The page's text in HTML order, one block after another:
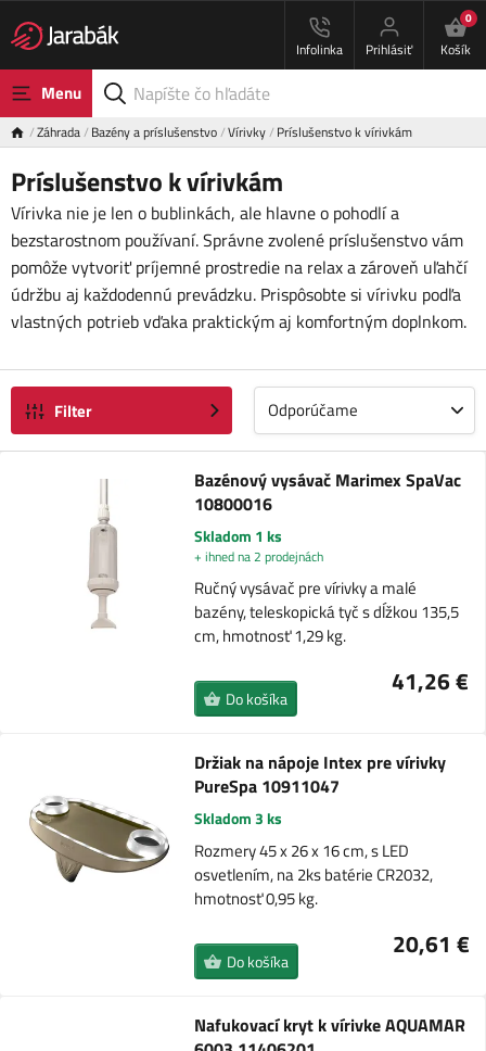
Infolinka Prihlásiť
0
Košík
Menu
Záhrada Bazény a príslušenstvo Vírivky Príslušenstvo k vírivkám
Príslušenstvo k vírivkám
Vírivka nie je len o bublinkách, ale hlavne o pohodlí a
bezstarostnom používaní. Správne zvolené príslušenstvo vám
pomôže vytvoriť príjemné prostredie na relax a zároveň uľahčí
údržbu aj každodennú prevádzku. Prispôsobte si vírivku podľa
vlastných potrieb vďaka praktickým aj komfortným doplnkom.
Filter Odporúčame
Bazénový vysávač Marimex SpaVac
10800016
Skladom 1 ks
+ ihned na 2 prodejnách
Ručný vysávač pre vírivky a malé
bazény, teleskopická tyč s dĺžkou 135,5
cm, hmotnosť 1,29 kg.
41,26 €
Do košíka
Držiak na nápoje Intex pre vírivky
PureSpa 10911047
Skladom 3 ks
Rozmery 45 x 26 x 16 cm, s LED
osvetlením, na 2ks batérie CR2032,
hmotnosť 0,95 kg.
20,61 €
Do košíka
Nafukovací kryt k vírivke AQUAMAR